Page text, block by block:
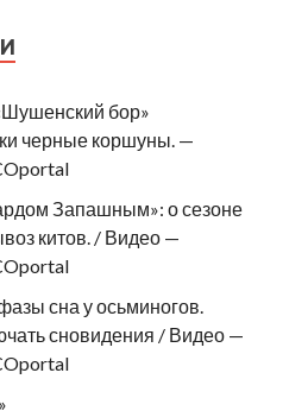
бор»
черные коршуны. —
Запашным»: о сезоне
китов. / Видео —
сна у осьминогов.
сновидения / Видео —